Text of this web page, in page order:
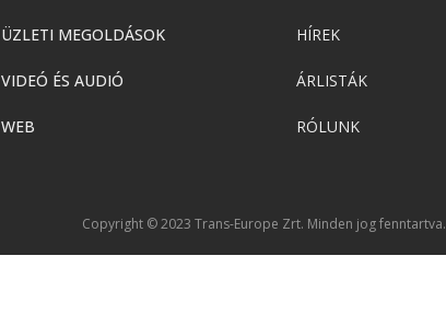
ÜZLETI MEGOLDÁSOK
VIDEÓ ÉS AUDIÓ
WEB
HÍREK
ÁRLISTÁK
RÓLUNK
Copyright © 2023 Trans-Europe Zrt. Minden jog fenntartva.